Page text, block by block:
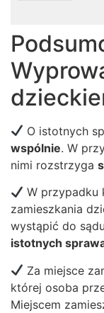
O istotnych
wspólnie. W
nimi rozstrzyga
W przypadku
zamieszkania
wystąpić do
istotnych
Za miejsce
której osoba
Miejscem